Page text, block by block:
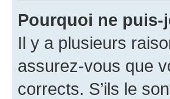
Pourquoi ne puis-
Il y a plusieurs
assurez-vous que
corrects. S’ils le